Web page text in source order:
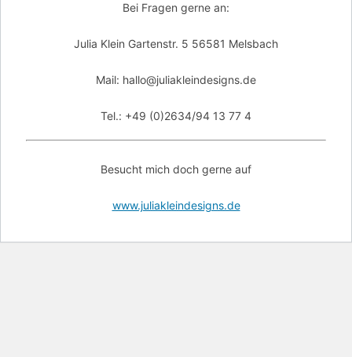
Bei Fragen gerne an:
Julia Klein Gartenstr. 5 56581 Melsbach
Mail: hallo@juliakleindesigns.de
Tel.: +49 (0)2634/94 13 77 4
Besucht mich doch gerne auf
www.juliakleindesigns.de